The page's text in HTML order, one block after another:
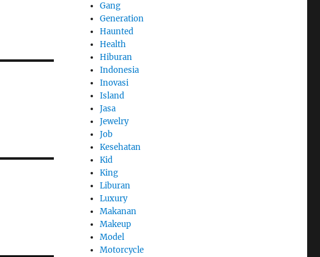
Gang
Generation
Haunted
Health
Hiburan
Indonesia
Inovasi
Island
Jasa
Jewelry
Job
Kesehatan
Kid
King
Liburan
Luxury
Makanan
Makeup
Model
Motorcycle